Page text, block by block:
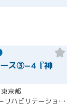
ース③−4『神
東京都
(一社) 日本アレルギーリハビリテーション協会